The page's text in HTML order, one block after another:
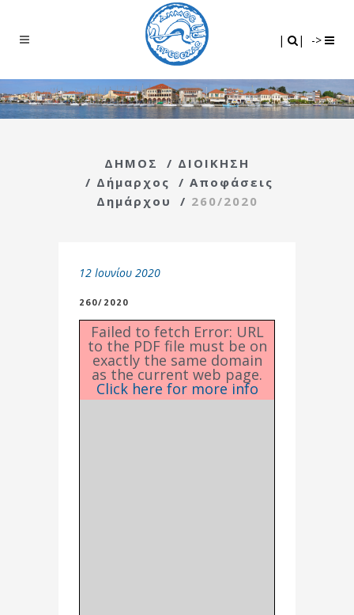
| | ->
ΔΗΜΟΣ / ΔΙΟΙΚΗΣΗ
/ Δήμαρχος / Αποφάσεις
Δημάρχου
/ 260/2020
12 Ιουνίου 2020
260/2020
Failed to fetch Error: URL
to the PDF file must be on
exactly the same domain
as the current web page.
Click here for more info